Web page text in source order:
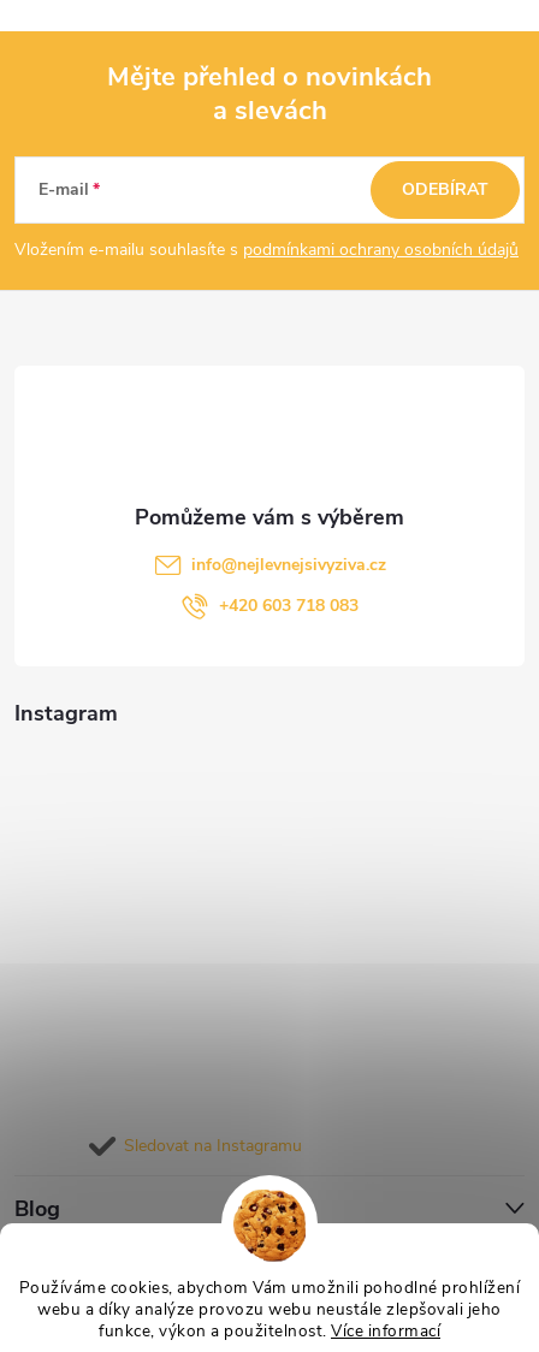
Používáme cookies, abychom Vám umožnili pohodlné prohlížení
webu a díky analýze provozu webu neustále zlepšovali jeho
funkce, výkon a použitelnost. Více informací
p
Mějte přehled o novinkách
a slevách
E-mail
Vložením e-mailu souhlasíte s podmínkami ochrany osobních údajů
ODEBÍRAT
Instagram
Sledovat na Instagramu
Blog
Informace pro vás
info@nejlevnejsivyziva.cz
+420 603 718 083